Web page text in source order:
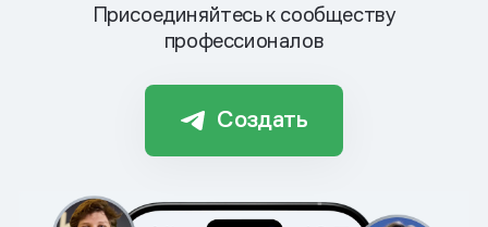
Присоединяйтесь к сообществу
профессионалов
Создать